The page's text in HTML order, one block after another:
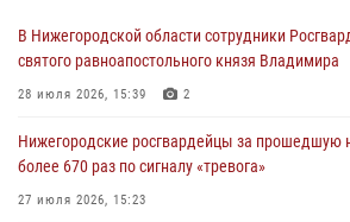
В Нижегородской области сотрудники
святого равноапостольного князя Владимира
28 июля 2026, 15:39 2
Нижегородские росгвардейцы за
более 670 раз по сигналу «тревога»
27 июля 2026, 15:23